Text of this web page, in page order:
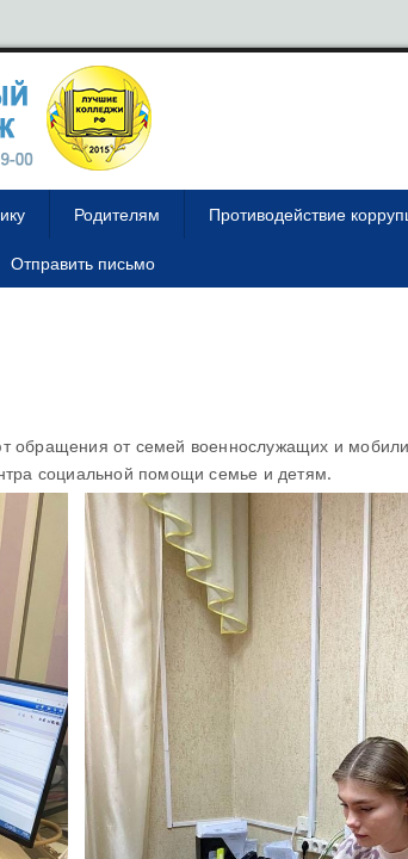
Родителям Противодействие
Отправить письмо
обращения от семей военнослужащих и
социальной помощи семье и детям.